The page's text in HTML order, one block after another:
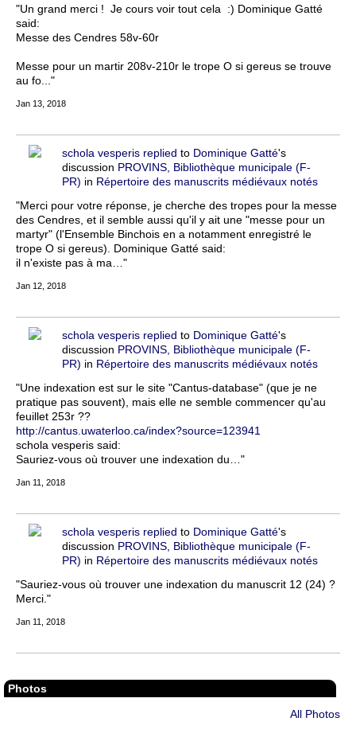
"Un grand merci ! Je cours voir tout cela :) Dominique Gatté
said:
Messe des Cendres 58v-60r
Messe pour un martir 208v-210r le trope O si gereus se trouve
au fo..."
Jan 13, 2018
schola vesperis replied to Dominique Gatté's
discussion PROVINS, Bibliothèque municipale (F-
PR) in Répertoire des manuscrits médiévaux notés
"Merci pour votre réponse, je cherche des tropes pour la messe
des Cendres, et il semble aussi qu'il y ait une "messe pour un
martyr" (l'Ensemble Binchois en a notamment enregistré le
trope O si gereus). Dominique Gatté said:
il n'existe pas à ma…"
Jan 12, 2018
schola vesperis replied to Dominique Gatté's
discussion PROVINS, Bibliothèque municipale (F-
PR) in Répertoire des manuscrits médiévaux notés
"Une indexation est sur le site "Cantus-database" (que je ne
pratique pas souvent), mais elle ne semble commencer qu'au
feuillet 253r ??
http://cantus.uwaterloo.ca/index?source=123941
schola vesperis said:
Sauriez-vous où trouver une indexation du…"
Jan 11, 2018
schola vesperis replied to Dominique Gatté's
discussion PROVINS, Bibliothèque municipale (F-
PR) in Répertoire des manuscrits médiévaux notés
"Sauriez-vous où trouver une indexation du manuscrit 12 (24) ?
Merci."
Jan 11, 2018
Photos
All Photos